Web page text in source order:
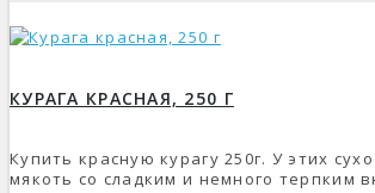
КУРАГА КРАСНАЯ, 250 Г
Купить красную курагу 250г. У этих
мякоть со сладким и немного терпким